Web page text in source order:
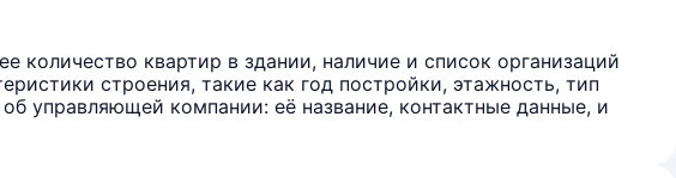
квартир в здании, наличие и список организаций
строения, такие как год постройки, этажность, тип
управляющей компании: её название, контактные данные, и